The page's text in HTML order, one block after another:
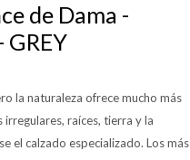
de Dama -
la naturaleza ofrece mucho más
raíces, tierra y la
el calzado especializado. Los más